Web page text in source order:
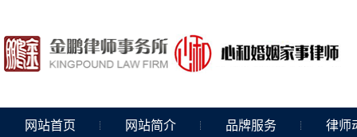
网站首页 网站简介 品牌服务 律师